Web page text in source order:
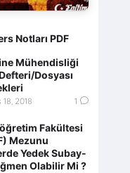
Notları PDF
Mühendisliği
Dosyası
18, 2018 1
Fakültesi
Mezunu
Yedek Subay-
Olabilir Mi ?